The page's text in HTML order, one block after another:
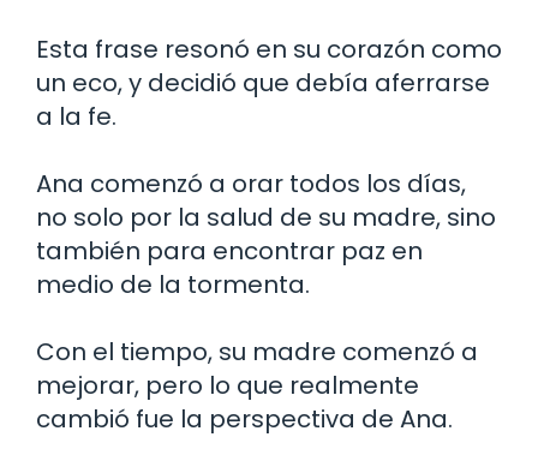
Esta frase resonó en su corazón como
un eco, y decidió que debía aferrarse
a la fe.
Ana comenzó a orar todos los días,
no solo por la salud de su madre, sino
también para encontrar paz en
medio de la tormenta.
Con el tiempo, su madre comenzó a
mejorar, pero lo que realmente
cambió fue la perspectiva de Ana.